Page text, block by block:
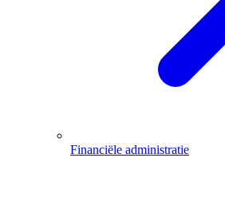
Financiële administratie